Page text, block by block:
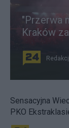
"Przerwa
Kraków
Sensacyjna
PKO